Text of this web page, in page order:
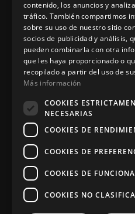
Política de privacidad
Aviso legal
App Zine Hostelería
contenido, los anuncios y
tráfico. También compartimos
sobre su uso de nuestro sitio
socios de publicidad y análisis,
pueden combinarla con otra
que les haya proporcionado o
recopilado a partir del uso de
Más información
COOKIES
NECESARIAS
COOKIES DE
COOKIES DE
COOKIES DE
COOKIES NO